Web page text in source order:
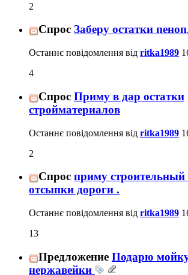
2
Спрос Заберу остатки
Останнє повідомлення від ritka1989
4
Спрос Приму в дар остатки
стройматериалов
Останнє повідомлення від ritka1989
2
Спрос приму строительный
отсыпки дороги .
Останнє повідомлення від ritka1989
13
Предложение Подарю
нержавейки